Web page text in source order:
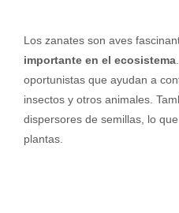
Los zanates son aves
importante en el ecosistema
oportunistas que ayudan a
insectos y otros animales.
dispersores de semillas, lo
plantas.